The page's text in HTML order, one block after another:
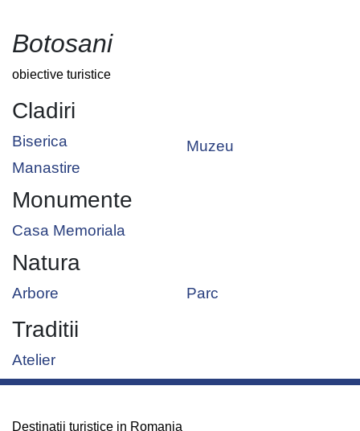
Botosani
obiective turistice
Cladiri
Biserica
Manastire
Muzeu
Monumente
Casa Memoriala
Natura
Arbore Parc
Traditii
Atelier
Destinatii turistice in Romania